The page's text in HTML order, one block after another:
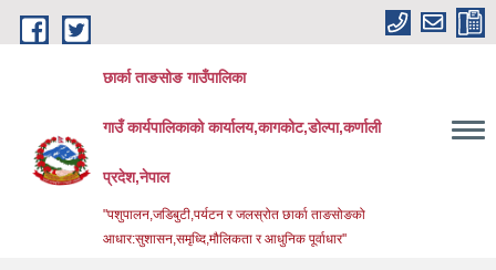
Skip to main content
छार्का ताङसोङ गाउँपालिका
गाउँ कार्यपालिकाको कार्यालय,कागकोट,डोल्पा,कर्णाली
प्रदेश,नेपाल
"पशुपालन,जडिबुटी,पर्यटन र जलस्रोत छार्का ताङसोङको
आधार:सुशासन,समृध्दि,मौलिकता र आधुनिक पूर्वाधार''